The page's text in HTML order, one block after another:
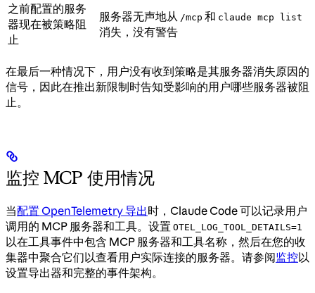
之前配置的服务
器现在被策略阻
止
服务器无声地从 /mcp 和 claude mcp list
消失，没有警告
在最后一种情况下，用户没有收到策略是其服务器消失原因的
信号，因此在推出新限制时告知受影响的用户哪些服务器被阻
止。
监控 MCP 使用情况
当配置 OpenTelemetry 导出时，Claude Code 可以记录用户
调用的 MCP 服务器和工具。设置 OTEL_LOG_TOOL_DETAILS=1
以在工具事件中包含 MCP 服务器和工具名称，然后在您的收
集器中聚合它们以查看用户实际连接的服务器。请参阅监控以
设置导出器和完整的事件架构。